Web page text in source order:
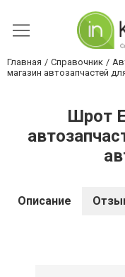
Главная Справочник
магазин автозапчастей
Шрот
Описание